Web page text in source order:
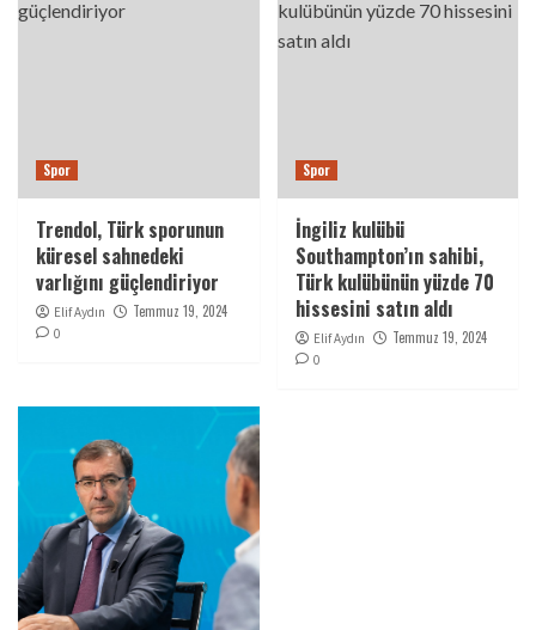
Spor
Trendol, Türk sporunun
küresel sahnedeki
varlığını güçlendiriyor
Elif Aydın Temmuz 19, 2024
0
Spor
İngiliz kulübü
Southampton’ın sahibi,
Türk kulübünün yüzde 70
hissesini satın aldı
Elif Aydın Temmuz 19, 2024
0